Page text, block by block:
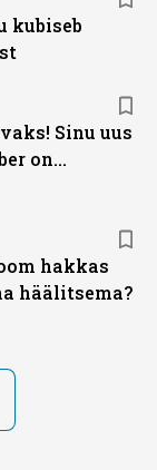
kubiseb
Sinu uus
on...
hakkas
häälitsema?